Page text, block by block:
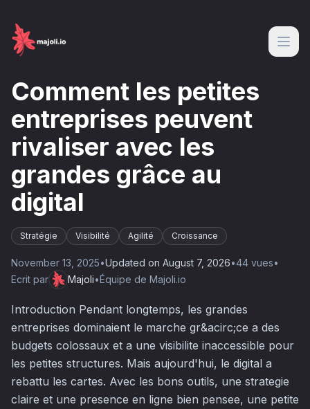
Comment les petites
entreprises peuvent
rivaliser avec les
grandes grâce au
digital
Stratégie Visibilité Agilité Croissance
November 13, 2025•Updated on August 7, 2026•44 vues•
Ecrit par
Majoli•Équipe de Majoli.io
Introduction Pendant longtemps, les grandes
entreprises dominaient le marche gr&acirc;ce a des
budgets colossaux et a une visibilite inaccessible pour
les petites structures. Mais aujourd'hui, le digital a
rebattu les cartes. Avec les bons outils, une strategie
claire et une presence en ligne bien pensee, une petite